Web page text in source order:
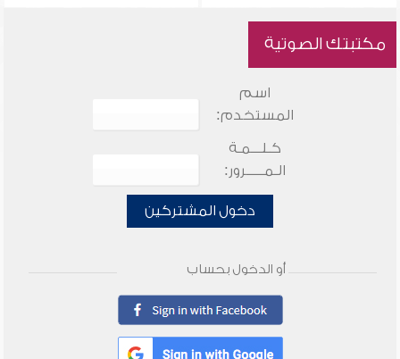
مكتبتك الصوتية
اسم
المستخدم:
كـلـــمـة
الـمـــــرور:
دخول المشتركين
أو الدخول بحساب